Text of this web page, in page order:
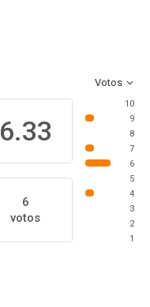
Votos
6.33
6
votos
10
9
8
7
6
5
4
3
2
1